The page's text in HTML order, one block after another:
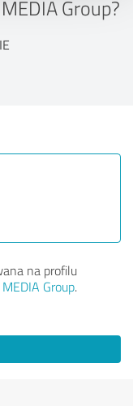
Group?
na profilu
MEDIA Group.